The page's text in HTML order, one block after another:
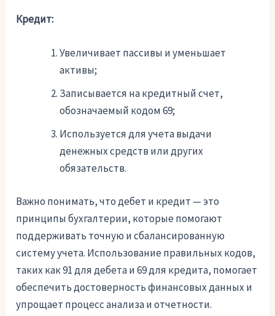
Кредит:
Увеличивает пассивы и уменьшает
активы;
Записывается на кредитный счет,
обозначаемый кодом 69;
Используется для учета выдачи
денежных средств или других
обязательств.
Важно понимать, что дебет и кредит — это
принципы бухгалтерии, которые помогают
поддерживать точную и сбалансированную
систему учета. Использование правильных кодов,
таких как 91 для дебета и 69 для кредита, помогает
обеспечить достоверность финансовых данных и
упрощает процесс анализа и отчетности.